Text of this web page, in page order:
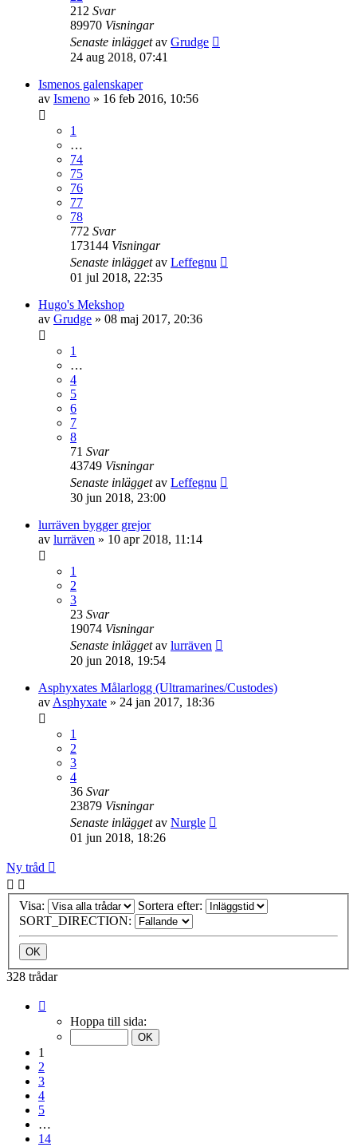
212 Svar
89970 Visningar
Senaste inläggetav Grudge
24 aug 2018, 07:41
Ismenos galenskaper
av Ismeno » 16 feb 2016, 10:56
1
…
74
75
76
77
78
772 Svar
173144 Visningar
Senaste inläggetav Leffegnu
01 jul 2018, 22:35
Hugo's Mekshop
av Grudge » 08 maj 2017, 20:36
1
…
4
5
6
7
8
71 Svar
43749 Visningar
Senaste inläggetav Leffegnu
30 jun 2018, 23:00
lurräven bygger grejor
av lurräven » 10 apr 2018, 11:14
1
2
3
23 Svar
19074 Visningar
Senaste inläggetav lurräven
20 jun 2018, 19:54
Asphyxates Målarlogg (Ultramarines/Custodes)
av Asphyxate » 24 jan 2017, 18:36
1
2
3
4
36 Svar
23879 Visningar
Senaste inläggetav Nurgle
01 jun 2018, 18:26
Ny tråd
Visa:
Sortera efter:
SORT_DIRECTION:
328 trådar
Hoppa till sida:
1
2
3
4
5
…
14